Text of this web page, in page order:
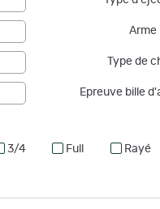
Arme
Type de
Epreuve bille
3/4 Full Rayé